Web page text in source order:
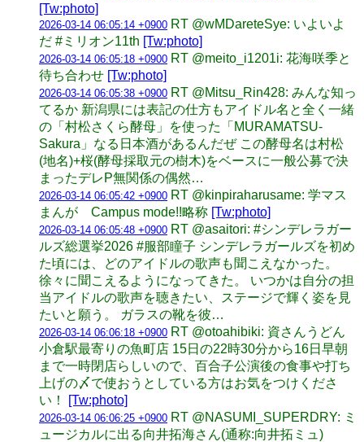
[Tw:photo]
2026-03-14 06:05:14 +0900 RT @wMDareteSye: いよいよ
だ #ミリオン11th [Tw:photo]
2026-03-14 06:05:18 +0900 RT @meito_i1201i: 花海咲季と
待ち合わせ [Tw:photo]
2026-03-14 06:05:38 +0900 RT @Mitsu_Rin428: みんな知っ
てるか 新潟県には表記の仕方もアイドル名と全く一緒
の「村松さくら酵母」を使った「MURAMATSU-
Sakura」なる日本酒があるんだぜ この酵母名は村松
(地名)+桜(酵母採取元の樹木)をベースに一般公募で決
まったデレP無関係の偶然…
2026-03-14 06:05:42 +0900 RT @kinpiraharusame: 学マス
まんが Campus mode!!略称 [Tw:photo]
2026-03-14 06:05:48 +0900 RT @asaitori: #シンデレラガー
ルズ総選挙2026 #服部瞳子 シンデレラガールズを初め
た頃には、どのアイドルの歌声も聞こえなかった。
徐々に聞こえるようになってきた。 いつかは自分の担
当アイドルの歌声を聴きたい、ステージで輝く姿を見
たいと願う。 ガラスの靴を彼…
2026-03-14 06:06:18 +0900 RT @otoahibiki: 資さんうどん
小倉駅最寄りの魚町店 15日の22時30分から16日早朝
まで一時閉店らしいので、百合子公演後の食事や打ち
上げの〆で使おうとしている方はお気をつけくださ
い！
[Tw:photo]
2026-03-14 06:06:25 +0900 RT @NASUMI_SUPERDRY: ミ
ュージカルに出る向井拓海さん(通称:向井拓ミュ)